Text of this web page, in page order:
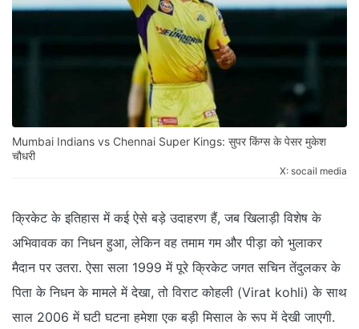
Mumbai Indians vs Chennai Super Kings: सुपर किंग्स के पेसर मुकेश
चौधरी
X: socail media
क्रिकेट के इतिहास में कई ऐसे बड़े उदाहरण हैं, जब खिलाड़ी विशेष के
अभिवावक का निधन हुआ, लेकिन वह तमाम गम और पीड़ा को भुलाकर
मैदान पर उतरा. ऐसा सला 1999 में पूरे क्रिकेट जगत सचिन तेंदुलकर के
पिता के निधन के मामले में देखा, तो विराट कोहली (Virat kohli) के साथ
साल 2006 में घटी घटना हमेशा एक बड़ी मिसाल के रूप में देखी जाएगी.